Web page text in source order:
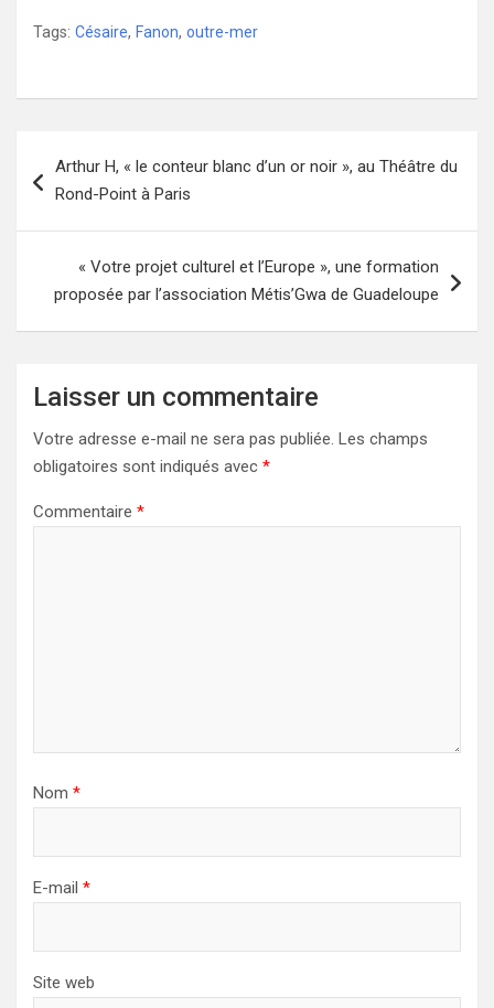
Tags: Césaire, Fanon, outre-mer
de
Arthur H, « le conteur blanc d’un or noir », au Théâtre du
Rond-Point à Paris
« Votre projet culturel et l’Europe », une formation
proposée par l’association Métis’Gwa de Guadeloupe
Laisser un commentaire
Votre adresse e-mail ne sera pas publiée. Les champs
obligatoires sont indiqués avec *
Commentaire *
Nom *
E-mail *
Site web